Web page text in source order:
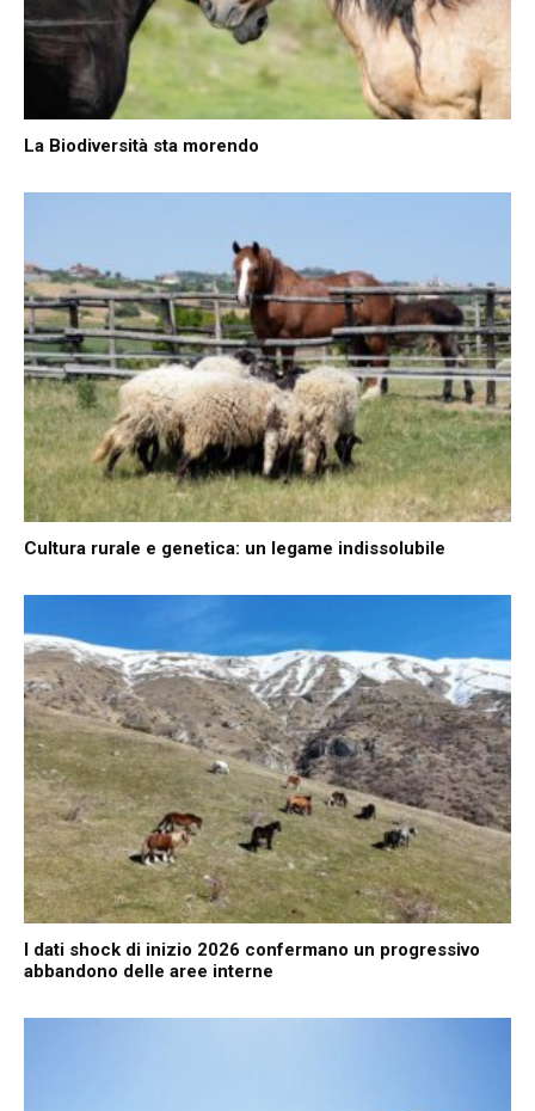
La Biodiversità sta morendo
Cultura rurale e genetica: un legame indissolubile
I dati shock di inizio 2026 confermano un progressivo
abbandono delle aree interne